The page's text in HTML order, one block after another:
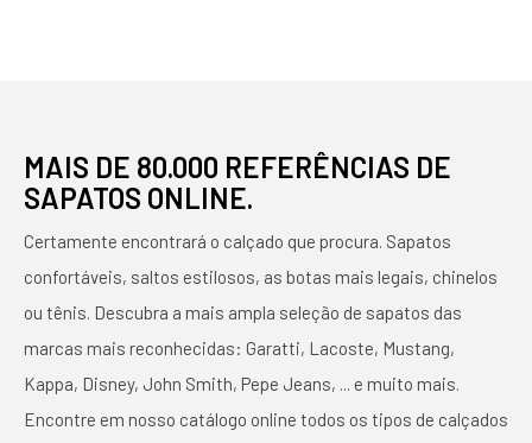
MAIS DE 80.000 REFERÊNCIAS DE
SAPATOS ONLINE.
Certamente encontrará o calçado que procura. Sapatos
confortáveis, saltos estilosos, as botas mais legais, chinelos
ou tênis. Descubra a mais ampla seleção de sapatos das
marcas mais reconhecidas: Garatti, Lacoste, Mustang,
Kappa, Disney, John Smith, Pepe Jeans, ... e muito mais.
Encontre em nosso catálogo online todos os tipos de calçados